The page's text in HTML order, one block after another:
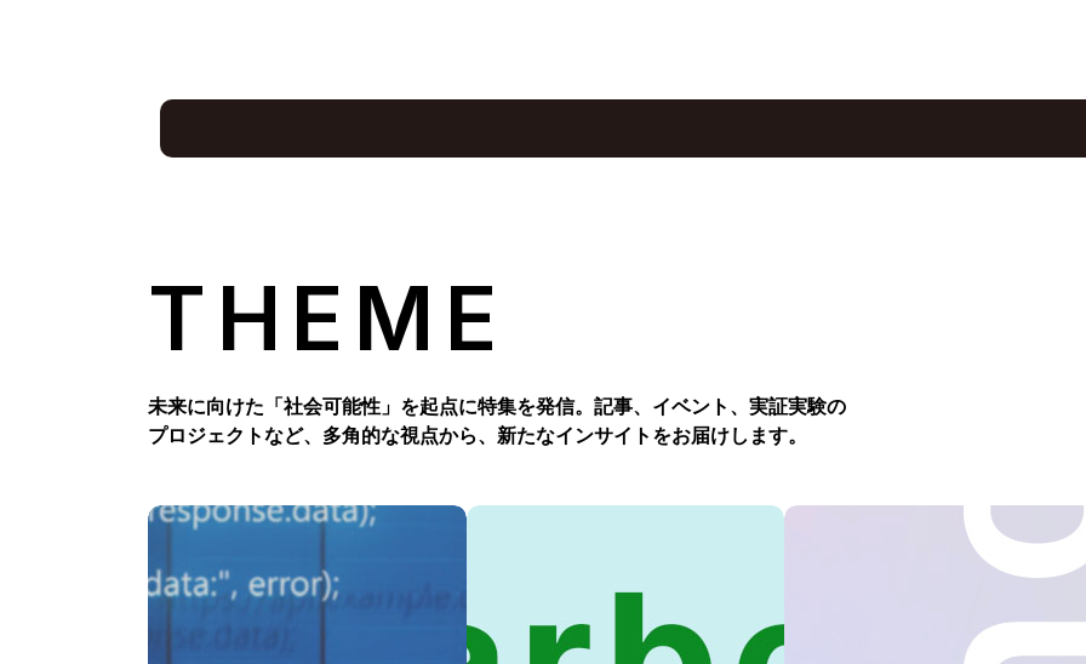
THEME
未来に向けた「社会可能性」を起点に特集を発信。記事、イベント、実証実験の
プロジェクトなど、多角的な視点から、新たなインサイトをお届けします。